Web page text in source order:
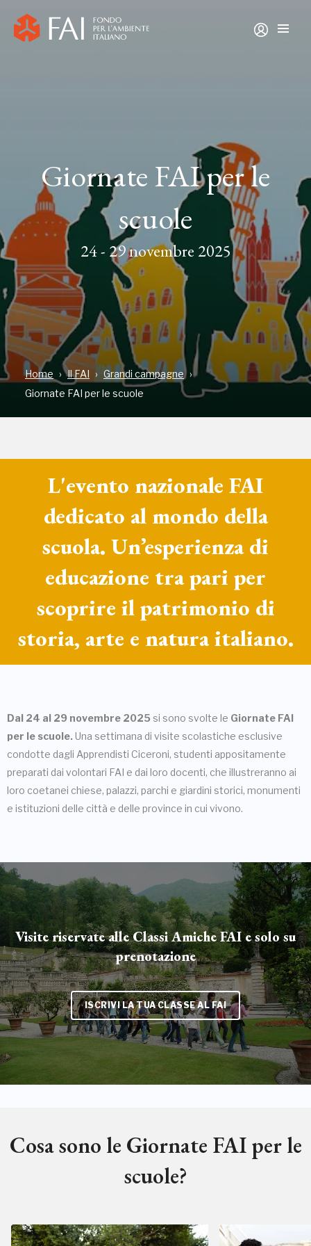
Giornate FAI per le
scuole
24 - 29 novembre 2025
Home Il FAI
Grandi campagne
Giornate FAI per le scuole
L'evento nazionale FAI
dedicato al mondo della
scuola. Un’esperienza di
educazione tra pari per
scoprire il patrimonio di
storia, arte e natura italiano.
Dal 24 al 29 novembre 2025 si sono svolte le Giornate FAI
per le scuole. Una settimana di visite scolastiche esclusive
condotte dagli Apprendisti Ciceroni, studenti appositamente
preparati dai volontari FAI e dai loro docenti, che illustreranno ai
loro coetanei chiese, palazzi, parchi e giardini storici, monumenti
e istituzioni delle città e delle province in cui vivono.
Visite riservate alle Classi Amiche FAI e solo su
prenotazione
ISCRIVI LA TUA CLASSE AL FAI
Cosa sono le Giornate FAI per le
scuole?